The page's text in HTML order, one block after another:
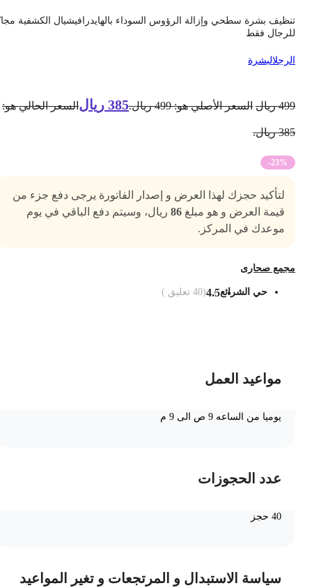
بشرة سطحي وإزالة الرؤوس السوداء بالهايدرافيشيال الكشفية مجانًا
فقط
البشرة
ريال السعر الأصلي هو: 499 ريال. 385 ريال السعر الحالي هو:
-23%
لتأكيد حجزك لهذا العرض و إصدار الفاتورة يرجى دفع جزء من
قيمة العرض و هو مبلغ86ريال، وسيتم دفع الباقي في يوم
موعدك في المركز.
صحارى
حي الشرائع4.5
(
40تعليق )
مواعيد العمل
يوميا من الساعه 9 ص الى 9 م
عدد الحجوزات
سياسة الاستبدال و المرتجعات و تغير المواعيد